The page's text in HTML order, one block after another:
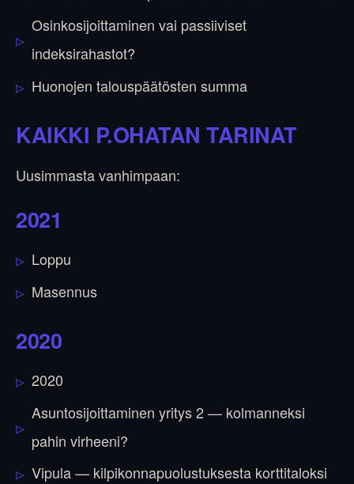
Osinkosijoittaminen vai passiiviset
indeksirahastot?
Huonojen talouspäätösten summa
KAIKKI P.OHATAN TARINAT
Uusimmasta vanhimpaan:
2021
Loppu
Masennus
2020
2020
Asuntosijoittaminen yritys 2 — kolmanneksi
pahin virheeni?
Vipula — kilpikonnapuolustuksesta korttitaloksi